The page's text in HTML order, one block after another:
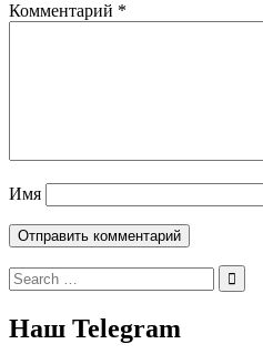
Комментарий *
Имя
Search
for:
Наш Telegram